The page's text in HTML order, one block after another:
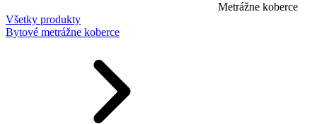
Metrážne koberce
Všetky produkty
Bytové metrážne koberce